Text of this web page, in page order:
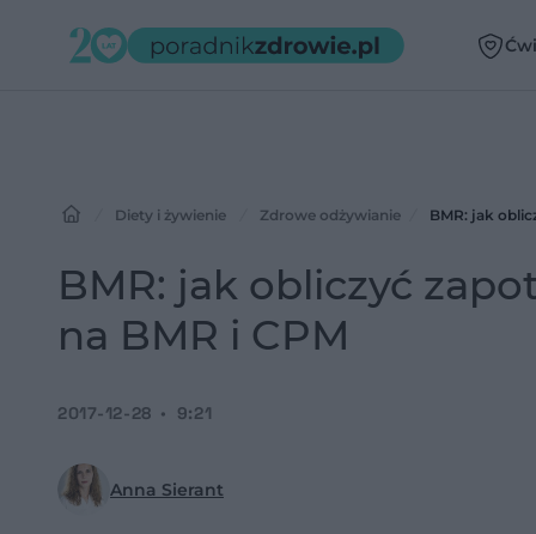
Diety i żywienie Zdrowe odżywianie BMR: jak
BMR: jak obliczyć
na BMR i CPM
Anna Sierant
2017-12-28 9:21